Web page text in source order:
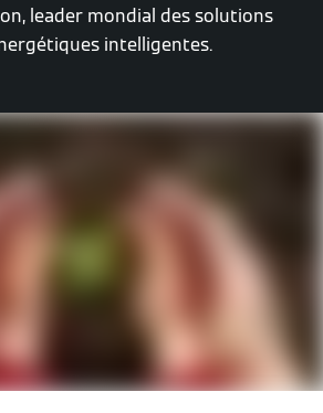
leader mondial des solutions
intelligentes.